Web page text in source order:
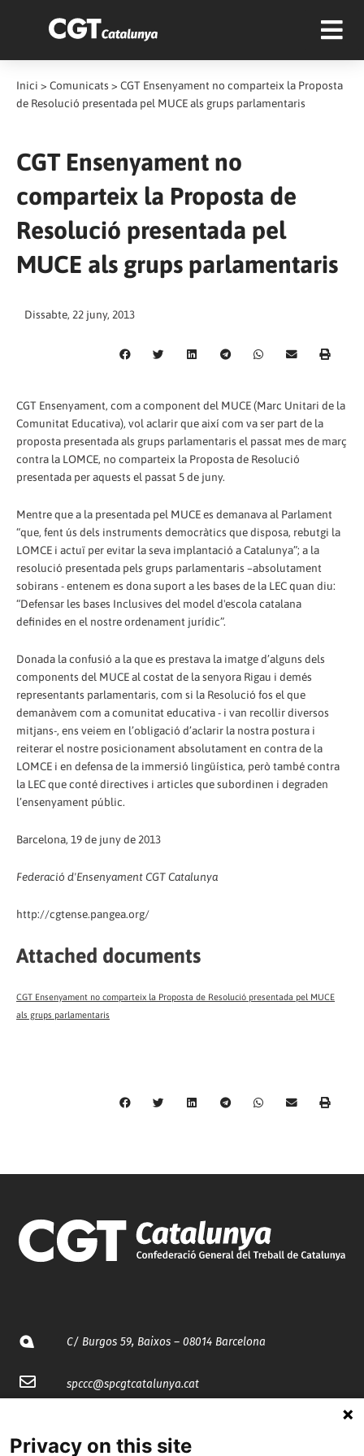
Inici > Comunicats > CGT Ensenyament no comparteix la Proposta
de Resolució presentada pel MUCE als grups parlamentaris
CGT Ensenyament no
comparteix la Proposta de
Resolució presentada pel
MUCE als grups parlamentaris
Dissabte, 22 juny, 2013
CGT Ensenyament, com a component del MUCE (Marc Unitari de la
Comunitat Educativa), vol aclarir que així com va ser part de la
proposta presentada als grups parlamentaris el passat mes de març
contra la LOMCE, no comparteix la Proposta de Resolució
presentada per aquests el passat 5 de juny.
Mentre que a la presentada pel MUCE es demanava al Parlament
“que, fent ús dels instruments democràtics que disposa, rebutgi la
LOMCE i actuï per evitar la seva implantació a Catalunya”; a la
resolució presentada pels grups parlamentaris –absolutament
sobirans - entenem es dona suport a les bases de la LEC quan diu:
“Defensar les bases Inclusives del model d'escola catalana
definides en el nostre ordenament jurídic”.
Donada la confusió a la que es prestava la imatge d’alguns dels
components del MUCE al costat de la senyora Rigau i demés
representants parlamentaris, com si la Resolució fos el que
demanàvem com a comunitat educativa - i van recollir diversos
mitjans-, ens veiem en l’obligació d’aclarir la nostra postura i
reiterar el nostre posicionament absolutament en contra de la
LOMCE i en defensa de la immersió lingüística, però també contra
la LEC que conté directives i articles que subordinen i degraden
l’ensenyament públic.
Barcelona, 19 de juny de 2013
Federació d'Ensenyament CGT Catalunya
http://cgtense.pangea.org/
Attached documents
CGT Ensenyament no comparteix la Proposta de Resolució presentada pel MUCE
als grups parlamentaris
C/ Burgos 59, Baixos – 08014 Barcelona
spccc@spcgtcatalunya.cat
Privacy on this site